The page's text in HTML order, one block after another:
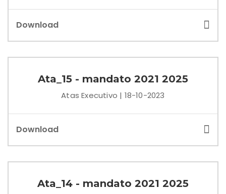
Download
Ata_15 - mandato 2021 2025
Atas Executivo | 18-10-2023
Download
Ata_14 - mandato 2021 2025